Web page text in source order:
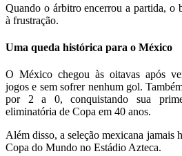
Quando o árbitro encerrou a partida, o
à frustração.
Uma queda histórica para o México
O México chegou às oitavas após
jogos e sem sofrer nenhum gol.
por 2 a 0, conquistando sua
eliminatória de Copa em 40 anos.
Além disso, a seleção mexicana jamais
Copa do Mundo no Estádio Azteca.